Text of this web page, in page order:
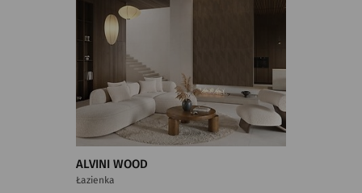
ALVINI WOOD
Łazienka